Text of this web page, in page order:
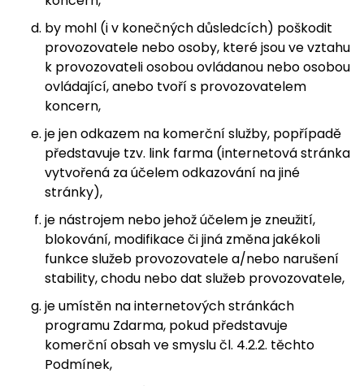
by mohl (i v konečných důsledcích) poškodit
provozovatele nebo osoby, které jsou ve vztahu
k provozovateli osobou ovládanou nebo osobou
ovládající, anebo tvoří s provozovatelem
koncern,
je jen odkazem na komerční služby, popřípadě
představuje tzv. link farma (internetová stránka
vytvořená za účelem odkazování na jiné
stránky),
je nástrojem nebo jehož účelem je zneužití,
blokování, modifikace či jiná změna jakékoli
funkce služeb provozovatele a/nebo narušení
stability, chodu nebo dat služeb provozovatele,
je umístěn na internetových stránkách
programu Zdarma, pokud představuje
komerční obsah ve smyslu čl. 4.2.2. těchto
Podmínek,